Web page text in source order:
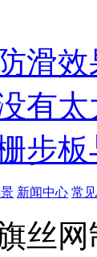
滑效
有
步
新闻中心 常
丝